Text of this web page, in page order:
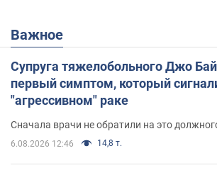
Важное
Супруга тяжелобольного Джо
первый симптом, который
"агрессивном" раке
Сначала врачи не обратили на это
6.08.2026 12:46 14,8 т.